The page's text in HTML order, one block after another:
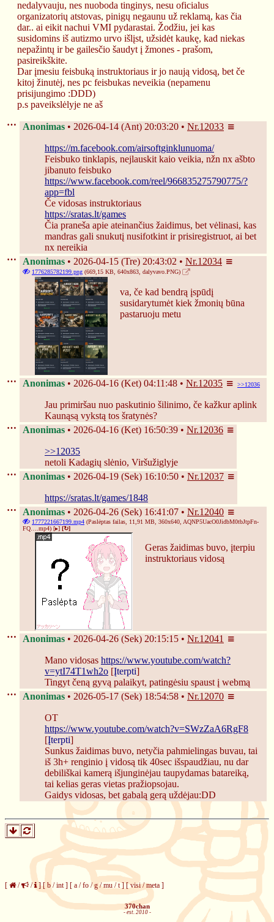
❄
nedalyvauju, nes nuoboda tinginys, nesu oficialus
organizatorių atstovas, pinigų negaunu už reklamą, kas čia
dar.. ai eikit nachui VMI pydarastai. Žodžiu, jei kas
susidomins iš autizmo urvo išlįst, užsidėt kaukę, kad niekas
nepažintų ir be gailesčio šaudyt į žmones - prašom,
pasireikškite.
Dar įmesiu feisbuką instruktoriaus ir jo naują vidosą, bet če
kitoj žinutėj, nes pc feisbukas neveikia (nepamenu
prisijungimo :DDD)
p.s paveikslėlyje ne aš
Anonimas 2026-04-14 (Ant) 20:03:20 Nr.12033
https://m.facebook.com/airsoftginklunuoma/
Feisbuko tinklapis, nejlauskit kaio veikia, nžn nx ašbto
jibanuto feisbuko
https://www.facebook.com/reel/966835275790775/?
app=fbl
Če vidosas instruktoriaus
https://sratas.lt/games
Čia praneša apie ateinančius žaidimus, bet vėlinasi, kas
mandras gali snukutį nusifotkint ir prisiregistruot, ai bet
nx nereikia
Anonimas
2026-04-15 (Tre) 20:43:02 Nr.12034
1776285782199.png (669,15 KB, 640x863, dalyvavo.PNG)
va, če kad bendrą įspūdį
susidarytumėt kiek žmonių būna
pastaruoju metu
Anonimas 2026-04-16 (Ket) 04:11:48 Nr.12035 >>12036
Jau primiršau nuo paskutinio šilinimo, če kažkur aplink
Kaunąsą vykstą tos šratynės?
Anonimas
2026-04-16 (Ket) 16:50:39 Nr.12036
>>12035
netoli Kadagių slėnio, Viršužiglyje
Anonimas
2026-04-19 (Sek) 16:10:50 Nr.12037
https://sratas.lt/games/1848
Anonimas
2026-04-26 (Sek) 16:41:07 Nr.12040
1777221667199.mp4 (Paslėptas failas, 11,91 MB, 360x640, AQNP5UacO0JidbM0tbJtpFn-
FQ….mp4) [▸] [↻]
Geras žaidimas buvo, įterpiu
instruktoriaus vidosą
Anonimas 2026-04-26 (Sek) 20:15:15 Nr.12041
Mano vidosas https://www.youtube.com/watch?
v=ytI74T1wh2o [Įterpti]
Tingyt čeną gyvą palaikyt, patingėsiu spaust į webmą
Anonimas
2026-05-17 (Sek) 18:54:58 Nr.12070
OT
https://www.youtube.com/watch?v=SWzZaA6RgF8
[Įterpti]
Sunkus žaidimas buvo, netyčia pahmielingas buvau, tai
iš 3h+ renginio į vidosą tik 40sec išspaudžiau, nu dar
debiliškai kamerą išjunginėjau taupydamas batareiką,
tai kelias geras vietas pražiopsojau.
Gaidys vidosas, bet gabalą gerą uždėjau:DD
[ / / ] [ b /int] [ a /fo /g /mu /t] [visi/meta ]
370chan
- est. 2010 -